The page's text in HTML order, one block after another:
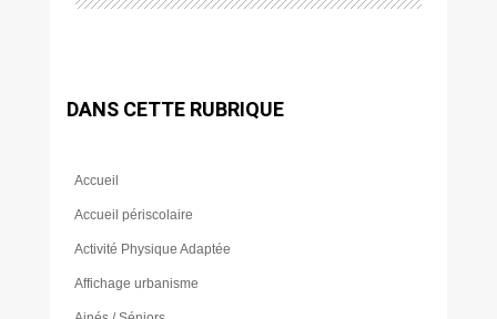
DANS CETTE RUBRIQUE
Accueil
Accueil périscolaire
Activité Physique Adaptée
Affichage urbanisme